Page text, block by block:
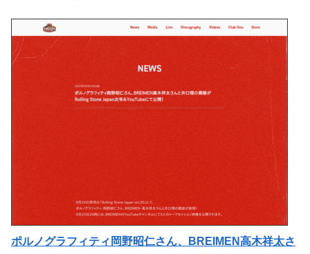
ポルノグラフィティ岡野昭仁さん、BREIMEN高木祥太さ